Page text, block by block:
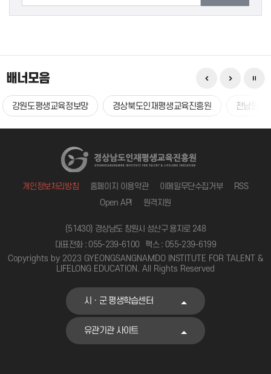
배너모음
강원도평생교육정보망 경상북도인재평생교육진흥원 전남인재
개인정보처리방침 홈페이지 이용약관 이메일무단수집거부
RSS
Open API
원격지원
(51430) 경상남도 창원시 성산구 용지로 248
대표전화 : 055-239-6100
팩스 : 055-239-6199
Copyrights by 2023 GYEONGSANGNAMDO INSTITUTE FOR TALENT &
LIFELONG EDUCATION. All Rights Reserved
시ㆍ군 평생학습센터
유관기관 사이트